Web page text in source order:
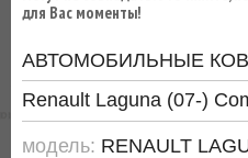
для Вас моменты!
АВТОМОБИЛЬНЫЕ
Renault Laguna (07-)
модель: RENAULT